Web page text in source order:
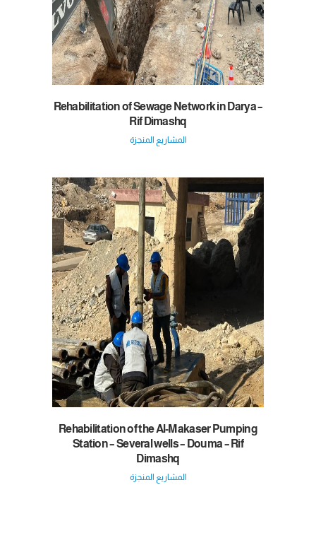
Rehabilitation of Sewage Network in Darya –
Rif Dimashq
المشاريع المنجزة
Rehabilitation of the Al-Makaser Pumping
Station – Several wells – Douma – Rif
Dimashq
المشاريع المنجزة